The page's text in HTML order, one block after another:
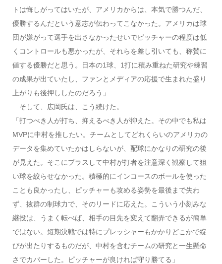
トは悔しがってはいたが、アメリカからは、本気で勝つんだ、
優勝するんだという意志が伝わってこなかった。アメリカは球
団が嫌がって選手を出さなかったせいでピッチャーの程度は低
くコントロールも悪かったが、それらを差し引いても、称賛に
値する優勝だと思う。日本の1球、1打に積み重ねた研究や練習
の成果が出ていたし、ファンとメディアの応援で生まれた盛り
上がりも後押ししたのだろう」
そして、広岡氏は、こう続けた。
「打つべき人が打ち、抑えるべき人が抑えた。その中でも私は
MVPに中村を推したい。チームとしてどれくらいのアメリカの
データを集めていたかはしらないが、配球にかなりの研究の後
が見えた。そこにプラスして中村が打者を注意深く観察して狙
い球を絞らせなかった。積極的にインコースのボールを使った
ことも良かったし、ピッチャーも攻める姿勢を最後まで失わ
ず、抜群の制球力で、そのリードに応えた。こういう小刻みな
継投は、うまく転べば、相手の目先を変えて翻弄できるが簡単
ではない。短期決戦では特にプレッシャーもかかりどこかで綻
びが出たりするものだが、中村を含むチームの研究と一生懸命
さでカバーした。ピッチャーが良ければ守り勝てる」